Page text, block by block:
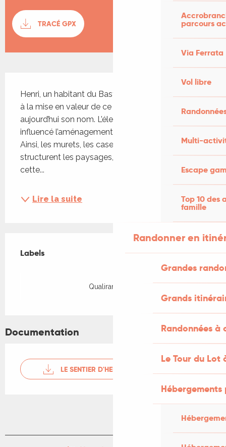
parcours
Via Ferrata
Vol libre
Multi-
Escape
Top 10 des
famille
Randonner en
Grandes
Grands
Randonnées
Le Tour du Lot
Documentation
TRACÉ GPX
Henri, un habitant du Bastit, a fortement contribué
à la mise en valeur de ce sentier qui porte
aujourd’hui son nom. L’élevage ovin a fortement
influencé l’aménagement des Causses du Quercy.
Ainsi, les murets, les caselles et les gariottes qui
structurent les paysages, sont les témoins de
cette...
Lire la suite
Labels
Labels
Qualirando Lot
Documentation
LE SENTIER D'HENRI